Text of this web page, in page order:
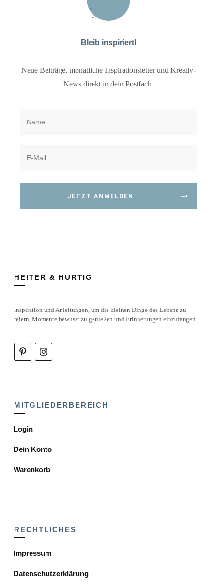
Bleib inspiriert!
Neue Beiträge, monatliche Inspirationsletter und Kreativ-
News direkt in dein Postfach.
JETZT ANMELDEN
HEITER & HURTIG
Inspiration und Anleitungen, um die kleinen Dinge des Lebens zu
feiern, Momente bewusst zu genießen und Erinnerungen einzufangen.
MITGLIEDERBEREICH
Login
Dein Konto
Warenkorb
RECHTLICHES
Impressum
Datenschutzerklärung